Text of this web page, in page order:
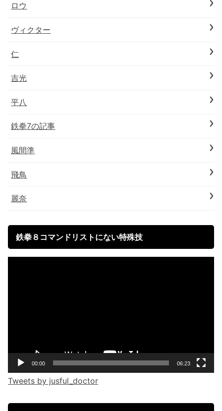
ロウ
ヴィクター
仁
吉光
平八
鉄拳7の記事
風間準
飛鳥
麗奈
鉄拳８コマンドリストにない特殊技
00:00 06:23
Tweets by jusful_doctor